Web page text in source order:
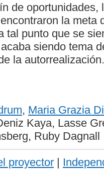
de
la
punto que se
siendo tema
la
, Maria Grazia
Kaya, Lasse
Ruby Dagnall
proyector |